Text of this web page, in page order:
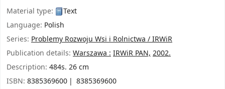
Material type:
Text
Language: Polish
Series: Problemy Rozwoju Wsi i Rolnictwa / IRWiR
Publication details: Warszawa : IRWiR PAN, 2002.
Description: 484s. 26 cm
ISBN: 8385369600
8385369600